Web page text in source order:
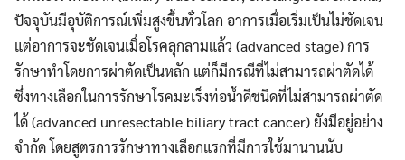
ปัจจุบันมีอุบัติการณ์เพิ่มสูงขึ้นทั่วโลก อาการเมื่อเริ่มเป็นไม่ชัดเจน
แต่อาการจะชัดเจนเมื่อโรคลุกลามแล้ว (advanced stage) การ
รักษาทำโดยการผ่าตัดเป็นหลัก แต่ก็มีกรณีที่ไม่สามารถผ่าตัดได้
ซึ่งทางเลือกในการรักษาโรคมะเร็งท่อน้ำดีชนิดที่ไม่สามารถผ่าตัด
ได้ (advanced unresectable biliary tract cancer) ยังมีอยู่อย่าง
จำกัด โดยสูตรการรักษาทางเลือกแรกที่มีการใช้มานานนับ